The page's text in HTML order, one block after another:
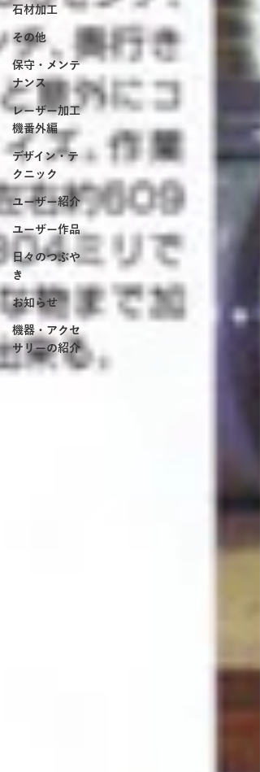
石材加工
その他
保守・メンテ
ナンス
レーザー加工
機番外編
デザイン・テ
クニック
ユーザー紹介
ユーザー作品
日々のつぶや
き
お知らせ
機器・アクセ
サリーの紹介